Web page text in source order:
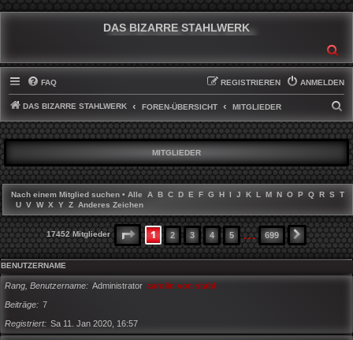
DAS BIZARRE STAHLWERK
FAQ ANMELDEN
REGISTRIEREN
DAS BIZARRE STAHLWERK FOREN-ÜBERSICHT MITGLIEDER
U
C
H
E
MITGLIEDER
Nach einem Mitglied suchen • Alle A B C D E F G H I J K L M N O P Q R S
T
U V W X Y Z Anderes Zeichen
17452 Mitglieder SEITE1 VON699
1 2 3 4 5 … 699 NÄCHSTE
BENUTZERNAME
Rang, Benutzername Administrator carolin von stahl
Beiträge
7
Registriert
Sa 11. Jan 2020, 16:57